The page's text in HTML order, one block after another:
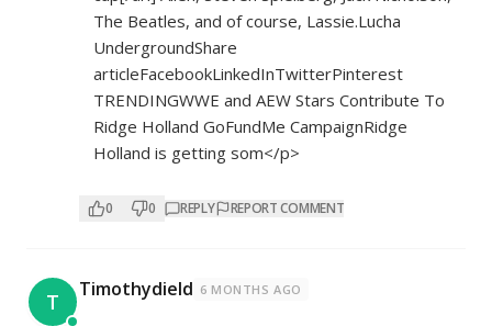
The Beatles, and of course, Lassie.Lucha
UndergroundShare
articleFacebookLinkedInTwitterPinterest
TRENDINGWWE and AEW Stars Contribute To
Ridge Holland GoFundMe CampaignRidge
Holland is getting som</p>
0 0 REPLY REPORT COMMENT
T Timothydield 6 MONTHS AGO